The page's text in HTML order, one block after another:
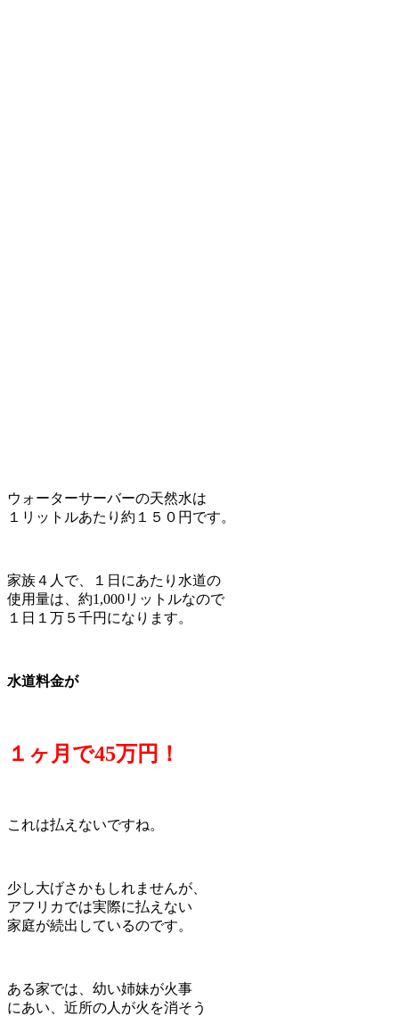
ウォーターサーバーの天然水は
１リットルあたり約１５０円です。
家族４人で、１日にあたり水道の
使用量は、約1,000リットルなので
１日１万５千円になります。
水道料金が
１ヶ月で45万円！
これは払えないですね。
少し大げさかもしれませんが、
アフリカでは実際に払えない
家庭が続出しているのです。
ある家では、幼い姉妹が火事
にあい、近所の人が火を消そう